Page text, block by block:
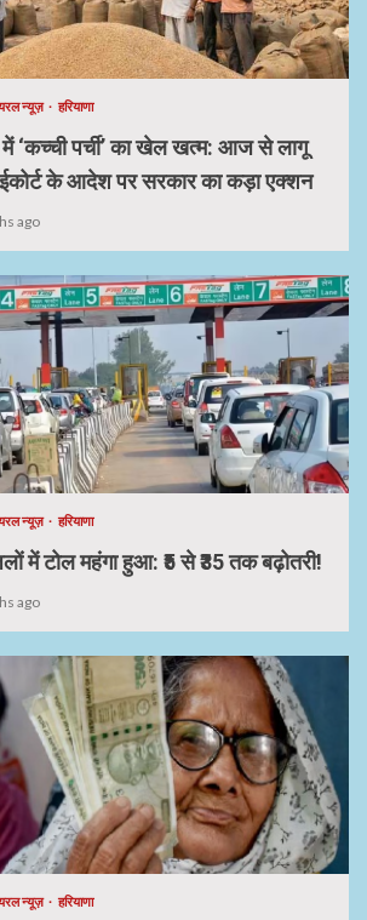
न्यूज़ हरियाणा
में ‘कच्ची पर्ची’ का खेल खत्म: आज से लागू
के आदेश पर सरकार का कड़ा एक्शन
ago
न्यूज़ हरियाणा
में टोल महंगा हुआ: ₹5 से ₹35 तक बढ़ोतरी!
ago
न्यूज़ हरियाणा